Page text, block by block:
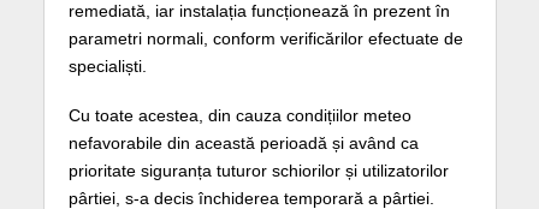
remediată, iar instalația funcționează în prezent în
parametri normali, conform verificărilor efectuate de
specialiști.
Cu toate acestea, din cauza condițiilor meteo
nefavorabile din această perioadă și având ca
prioritate siguranța tuturor schiorilor și utilizatorilor
pârtiei, s-a decis închiderea temporară a pârtiei.